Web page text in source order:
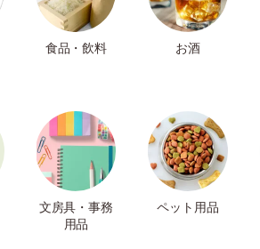
食品・飲料 お酒
文房具・事務
用品
ペット用品